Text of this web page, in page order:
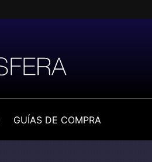
GUÍAS DE COMPRA